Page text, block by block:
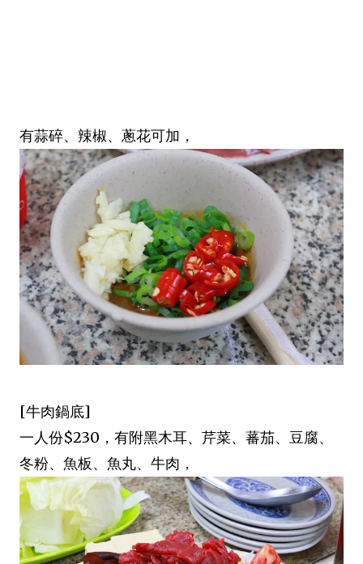
有蒜碎、辣椒、蔥花可加，
[牛肉鍋底]
一人份$230，有附黑木耳、芹菜、蕃茄、豆腐、
冬粉、魚板、魚丸、牛肉，